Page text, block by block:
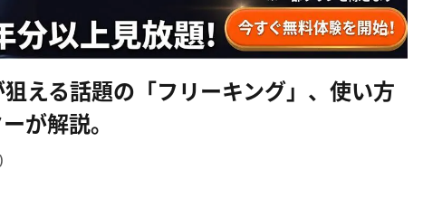
える話題の「フリーキング」、使い方
が解説。